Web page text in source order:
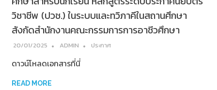
วิชาชีพ (ปวช.) ในระบบและทวิภาคีในสถานศึกษา
สังกัดสำนักงานคณะกรรมการการอาชีวศึกษา
20/01/2025 ADMIN ประกาศ
ดาวน์โหลดเอกสารที่นี่
READ MORE